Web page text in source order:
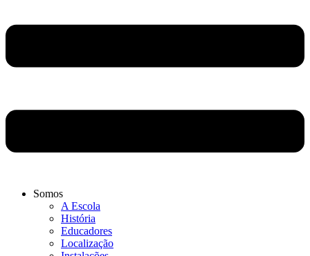
Somos
A Escola
História
Educadores
Localização